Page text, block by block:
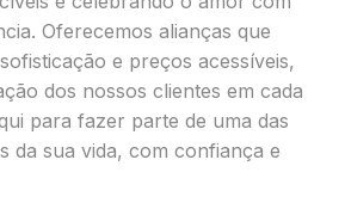
Oferecemos alianças que
e preços acessíveis,
dos nossos clientes em cada
para fazer parte de uma das
da sua vida, com confiança e